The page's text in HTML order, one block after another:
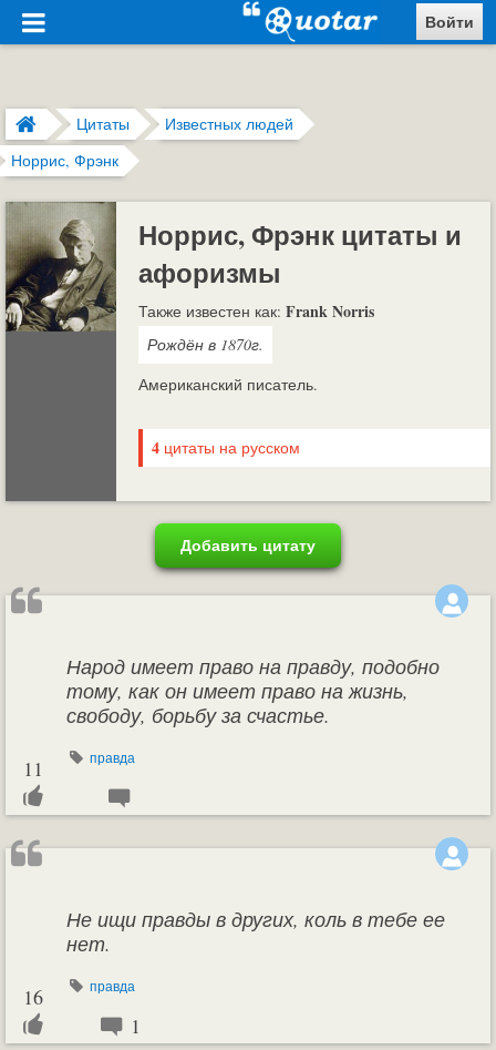
Войти
Цитаты
Известных людей
Норрис, Фрэнк
Норрис, Фрэнк цитаты и
афоризмы
Также известен как: Frank Norris
Рождён в 1870г.
Американский писатель.
4 цитаты на русском
Добавить цитату
Народ имеет право на правду, подобно
тому, как он имеет право на жизнь,
свободу, борьбу за счастье.
правда
11
Не ищи правды в других, коль в тебе ее
нет.
правда
16
1